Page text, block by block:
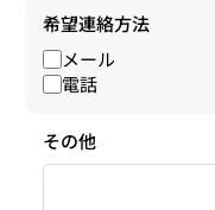
希望連絡方法
メール
電話
その他